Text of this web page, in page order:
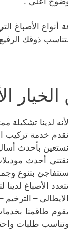
أنواع الأصباغ
لتناسب ذوقك
لأنه لدينا
نقدم خدمة تركيب
نستعين بأحدث
نقتني أحدث
ستتفاجئ بتنوع
الأصباغ
الايطالى – الترخيم
يقوم طاقمنا
وتناسب طلبات